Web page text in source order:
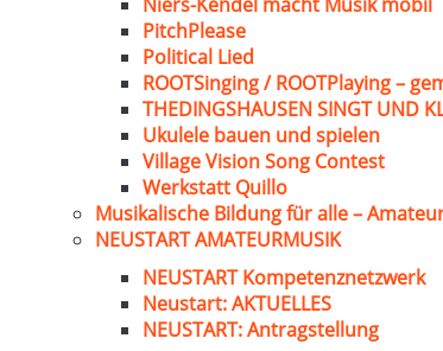
PitchPlease
Political Lied
ROOTSinging / ROOTPlaying –
THEDINGSHAUSEN SINGT UND
Ukulele bauen und spielen
Village Vision Song Contest
Werkstatt Quillo
Musikalische Bildung für alle –
NEUSTART AMATEURMUSIK
NEUSTART Kompetenznetzwerk
Neustart: AKTUELLES
NEUSTART: Antragstellung